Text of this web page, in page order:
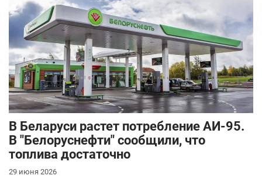
В Беларуси растет потребление АИ-95.
В "Белоруснефти" сообщили, что
топлива достаточно
29 июня 2026